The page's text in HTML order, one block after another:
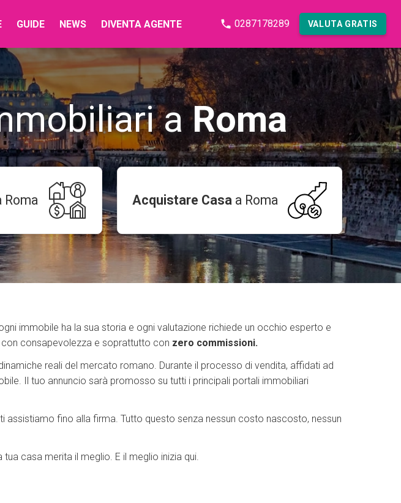
GUIDE NEWS DIVENTA AGENTE 0287178289 VALUTA GRATIS
aRoma
Roma Acquistare Casa a Roma
immobile ha la sua storia e ogni valutazione richiede un occhio esperto e
con consapevolezza e soprattutto con zero commissioni.
reali del mercato romano. Durante il processo di vendita, affidati ad
Il tuo annuncio sarà promosso su tutti i principali portali immobiliari
fino alla firma. Tutto questo senza nessun costo nascosto, nessun
casa merita il meglio. E il meglio inizia qui.